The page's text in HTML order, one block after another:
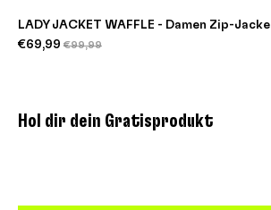
LADY JACKET WAFFLE - Damen Zip-Jacke
€69,99 €99,99
Hol dir dein Gratisprodukt